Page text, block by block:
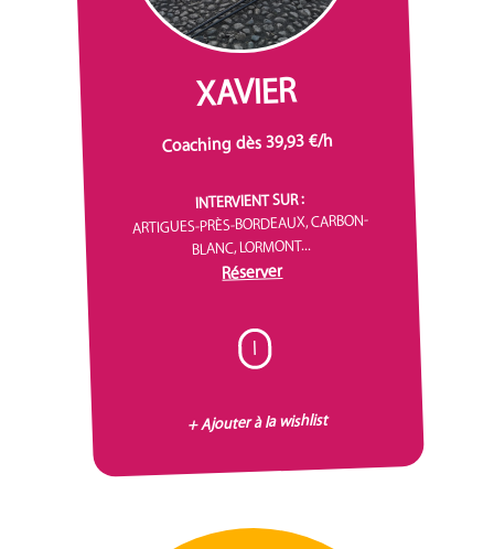
XAVIER
Coaching dès 39,93 €/h
INTERVIENT SUR :
ARTIGUES-PRÈS-BORDEAUX, CARBON-
BLANC, LORMONT...
Réserver
I
+ Ajouter à la wishlist